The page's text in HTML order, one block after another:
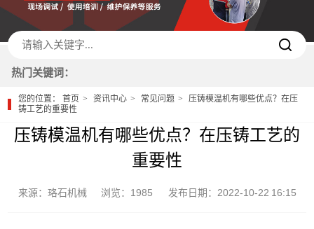
热门关键词：
您的位置：首页 资讯中心 常见问题
压铸模温机有哪些优点？在压
铸工艺的重要性
压铸模温机有哪些优点？在压铸工艺的
重要性
来源：珞石机械 浏览：1985 发布日期：2022-10-22 16:15